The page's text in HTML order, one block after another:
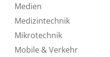
Medien
Medizintechnik
Mikrotechnik
Mobile & Verkehr